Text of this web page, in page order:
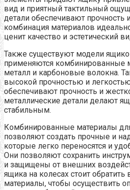
вид и приятный тактильный
детали обеспечивают прочность
комбинация материалов
ценит качество и эстетический
Также существуют модели
применяются комбинированные
металл и карбоновые волокна.
высокой прочностью и
обеспечивают прочность и
металлические детали делают
стабильным.
Комбинированные материалы
позволяют создать прочные и
которые легко переносятся и
Они позволяют сохранить
и защищены от внешних
ящика на колесах стоит обратить
материалы, чтобы осуществить